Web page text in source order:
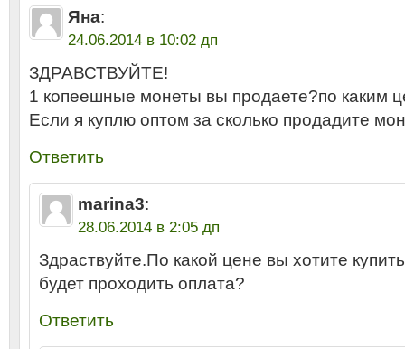
Яна:
24.06.2014 в 10:02 дп
ЗДРАВСТВУЙТЕ!
1 копеешные монеты вы продаете?по каким
Если я куплю оптом за сколько продадите
Ответить
marina3:
28.06.2014 в 2:05 дп
Здраствуйте.По какой цене вы хотите
будет проходить оплата?
Ответить